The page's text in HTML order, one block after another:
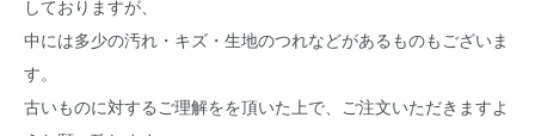
しておりますが、
中には多少の汚れ・キズ・生地のつれなどがあるものもございま
す。
古いものに対するご理解をを頂いた上で、ご注文いただきますよ